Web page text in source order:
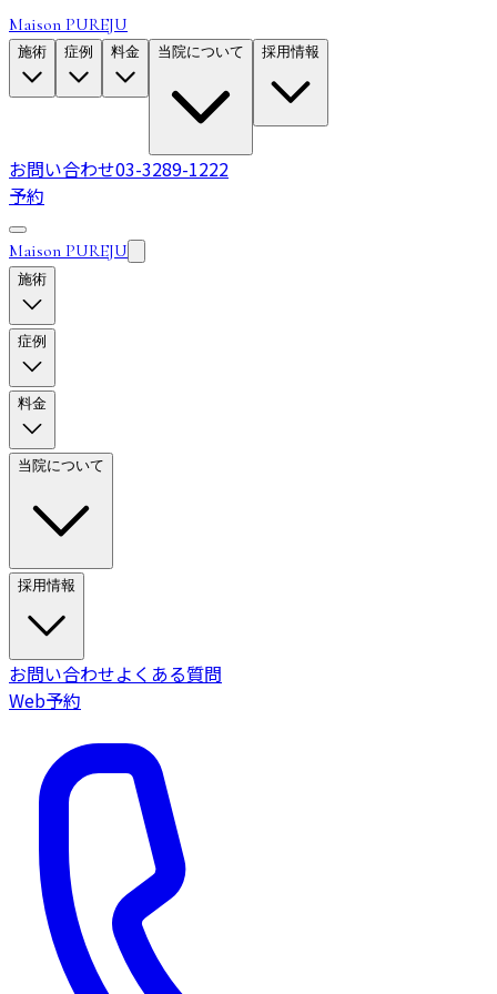
Maison PUREJU
施術 症例 料金 当院について 採用情報
お問い合わせ03-3289-1222
予約
Maison PUREJU
施術
症例
料金
当院について
採用情報
お問い合わせよくある質問
Web予約